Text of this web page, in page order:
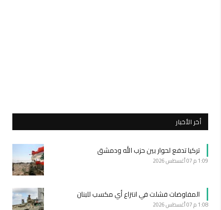
أخر الأخبار
تركيا تدفع لحوار بين حزب الله ودمشق
1:09 م 07 أغسطس 2026
المفاوضات فشلت في انتزاع أي مكسب للبنان
1:08 م 07 أغسطس 2026